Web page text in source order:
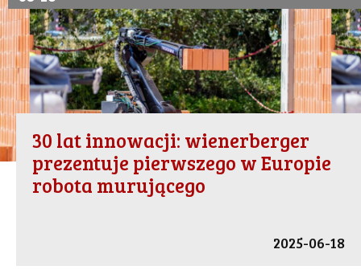
30 lat innowacji: wienerberger
prezentuje pierwszego w Europie
robota murującego
2025-06-18